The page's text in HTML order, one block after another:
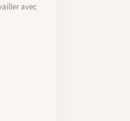
avec